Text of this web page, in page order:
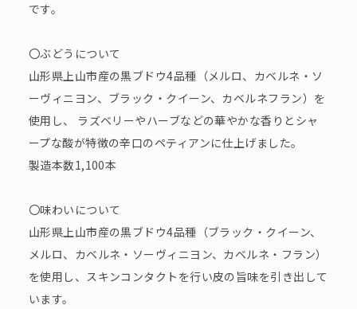
です。
〇ぶどうについて
山形県上山市産の黒ブドウ4品種（メルロ、カベルネ・ソ
ーヴィニヨン、ブラック・クイーン、カベルネフラン）を
使用し、 ラズベリーやハーブなどの華やかな香りとシャ
ープな酸が特徴の辛口のペティアンに仕上げました。
製造本数1,100本
〇味わいについて
山形県上山市産の黒ブドウ4品種（ブラック・クイーン、
メルロ、カベルネ・ソーヴィニヨン、カベルネ・フラン）
を使用し、スキンコンタクトを行い皮の旨味を引き出して
います。